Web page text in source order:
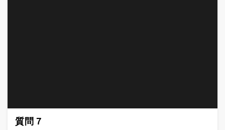
質問７